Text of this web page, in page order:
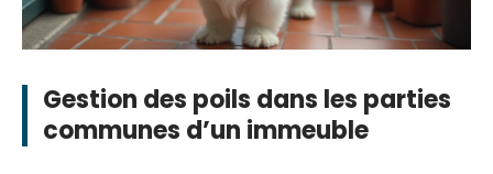
Gestion des poils dans les parties
communes d’un immeuble